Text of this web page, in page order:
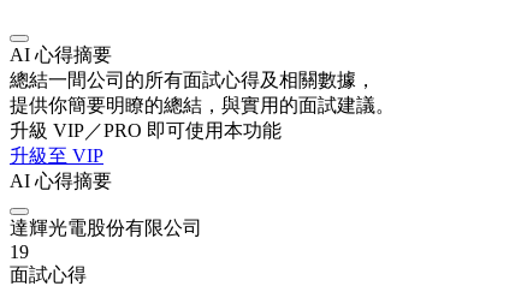
AI 心得摘要
總結一間公司的所有面試心得及相關數據，
提供你簡要明瞭的總結，與實用的面試建議。
升級 VIP／PRO 即可使用本功能
升級至 VIP
AI 心得摘要
達輝光電股份有限公司
19
面試心得